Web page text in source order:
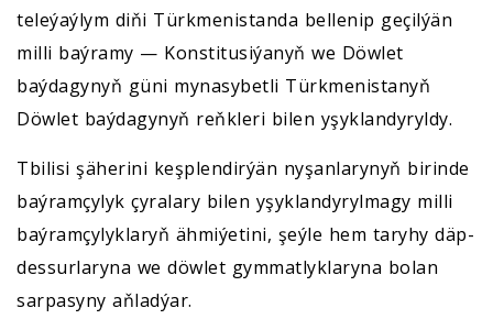
teleýaýlym diňi Türkmenistanda bellenip geçilýän
milli baýramy — Konstitusiýanyň we Döwlet
baýdagynyň güni mynasybetli Türkmenistanyň
Döwlet baýdagynyň reňkleri bilen yşyklandyryldy.
Tbilisi şäherini keşplendirýän nyşanlarynyň birinde
baýramçylyk çyralary bilen yşyklandyrylmagy milli
baýramçylyklaryň ähmiýetini, şeýle hem taryhy däp-
dessurlaryna we döwlet gymmatlyklaryna bolan
sarpasyny aňladýar.